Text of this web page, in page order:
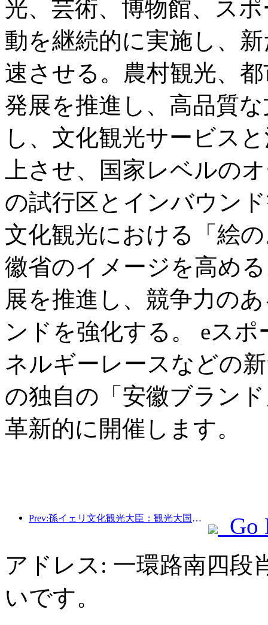
光、芸術、博物館、ス
動を継続的に実施し、
速させる。農村観光、
発展を推進し、高品質
し、文化観光サービス
上させ、国家レベルの
の試行区とインバウン
文化観光における「絵
徽省のイメージを高め
展を推進し、競争力の
ンドを強化する。 eス
ネルギーレースなどの
の独自の「安徽ブラン
革新的に開催します。
Prev:孫イェリ文化観光大臣：観光大国の建設を推進し、質の高い観光商品の供給を充実させる。
Go
アドレス: 一環路南四段
いです。